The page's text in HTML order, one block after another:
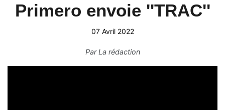
Primero envoie ''TRAC''
07 Avril 2022
ParLa rédaction